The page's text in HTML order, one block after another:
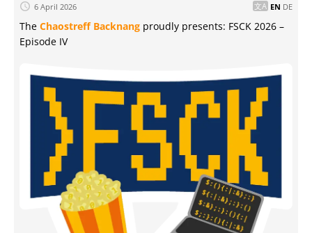
6 April 2026 EN DE
The Chaostreff Backnang proudly presents: FSCK 2026 –
Episode IV